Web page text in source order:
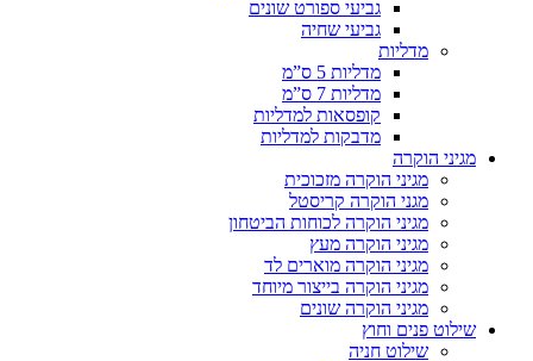
גביעי ספורט שונים
גביעי שחיה
מדליות
מדליות 5 ס”מ
מדליות 7 ס”מ
קופסאות למדליות
מדבקות למדליות
מגיני הוקרה
מגיני הוקרה מזכוכית
מגני הוקרה קריסטל
מגיני הוקרה לכוחות הביטחון
מגיני הוקרה מעץ
מגיני הוקרה מוארים לד
מגיני הוקרה בייצור מיוחד
מגיני הוקרה שונים
שילוט פנים וחוץ
שילוט חניה